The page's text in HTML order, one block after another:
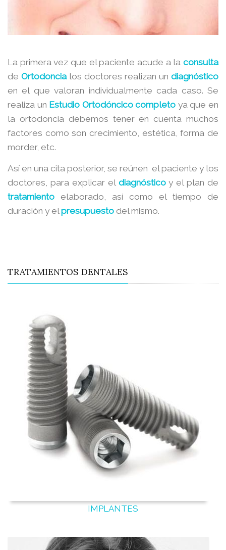
La primera vez que el paciente acude a la consulta
de Ortodoncialos doctores realizan un diagnóstico
en el que valoran individualmente cada caso. Se
realiza un Estudio Ortodóncico completo ya que en
la ortodoncia debemos tener en cuenta muchos
factores como son crecimiento, estética, forma de
morder, etc.
Así en una cita posterior, se reúnen el paciente y los
doctores, para explicar el diagnósticoy el plan de
tratamiento elaborado, así como el tiempo de
duración y el presupuesto del mismo.
TRATAMIENTOS DENTALES
IMPLANTES